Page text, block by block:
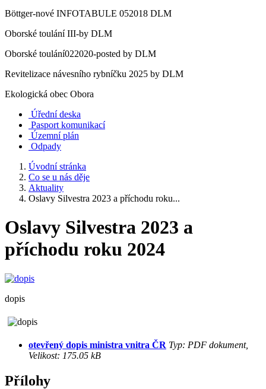
Böttger-nové INFOTABULE 052018 DLM
Oborské toulání III-by DLM
Oborské toulání022020-posted by DLM
Revitelizace návesního rybníčku 2025 by DLM
Ekologická obec Obora
Úřední deska
Pasport komunikací
Územní plán
Odpady
Úvodní stránka
Co se u nás děje
Aktuality
Oslavy Silvestra 2023 a příchodu roku...
Oslavy Silvestra 2023 a
příchodu roku 2024
dopis
otevřený dopis ministra vnitra ČR Typ: PDF dokument,
Velikost: 175.05 kB
Přílohy